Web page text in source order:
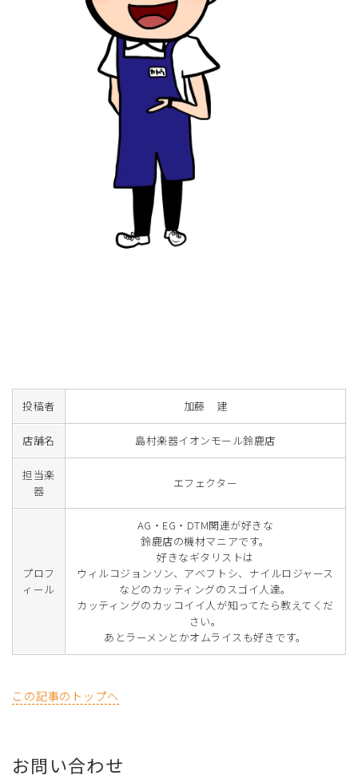
投稿者 加藤 建
店舗名 島村楽器イオンモール鈴鹿店
担当楽
器
エフェクター
プロフ
ィール
AG・EG・DTM関連が好きな
鈴鹿店の機材マニアです。
好きなギタリストは
ウィルコジョンソン、アベフトシ、ナイルロジャース
などのカッティングのスゴイ人達。
カッティングのカッコイイ人が知ってたら教えてくだ
さい。
あとラーメンとかオムライスも好きです。
この記事のトップへ
お問い合わせ